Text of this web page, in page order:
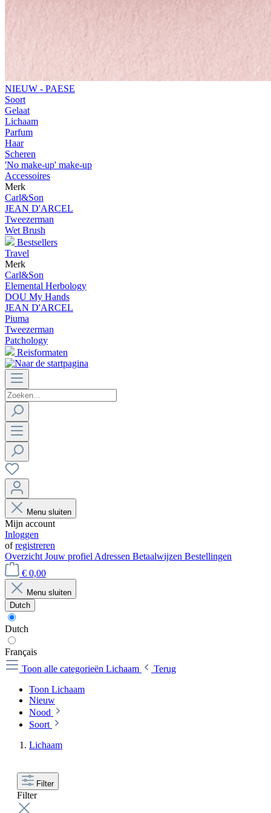
NIEUW - PAESE
Soort
Gelaat
Lichaam
Parfum
Haar
Scheren
'No make-up' make-up
Accessoires
Merk
Carl&Son
JEAN D'ARCEL
Tweezerman
Wet Brush
Bestsellers
Travel
Merk
Carl&Son
Elemental Herbology
DOU My Hands
JEAN D'ARCEL
Piuma
Tweezerman
Patchology
Reisformaten
Menu sluiten
Mijn account
Inloggen
ofregistreren
Overzicht Jouw profiel Adressen Betaalwijzen Bestellingen
€ 0,00
Menu sluiten
Dutch
Dutch
Français
Toon alle categorieën Lichaam
Terug
Toon Lichaam
Nieuw
Nood
Soort
Lichaam
Filter
Filter